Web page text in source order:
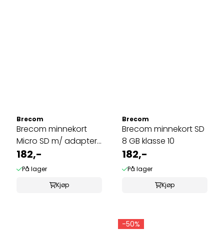
Brecom
Brecom minnekort
Micro SD m/ adapter
8 GB
182,-
På lager
Kjøp
Brecom
Brecom minnekort SD
8 GB klasse 10
182,-
På lager
Kjøp
-50%